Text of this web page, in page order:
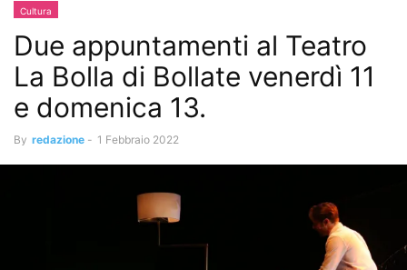
Cultura
Due appuntamenti al Teatro
La Bolla di Bollate venerdì 11
e domenica 13.
By redazione - 1 Febbraio 2022